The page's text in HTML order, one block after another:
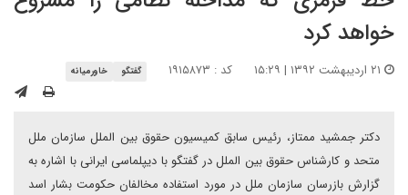
خواهد کرد
کد : ۱۹۱۵۸۷۳ گفتگو خاورمیانه
دکتر جمشید ممتاز، رئیس سابق کمیسیون حقوق بین الملل سازمان ملل
متحد و کارشناس حقوق بین الملل در گفتگو با دیپلماسی ایرانی با اشاره به
گزارش بازرسان سازمان ملل در مورد استفاده مخالفان حکومت بشار اسد